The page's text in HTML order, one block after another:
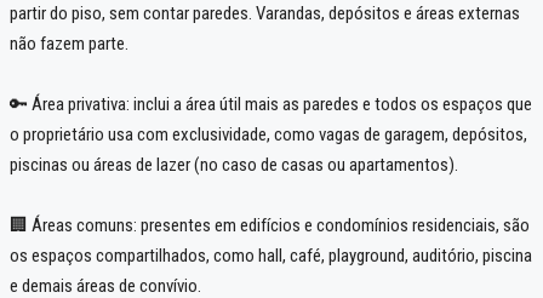
partir do piso, sem contar paredes. Varandas, depósitos e áreas externas
não fazem parte.
🔑 Área privativa: inclui a área útil mais as paredes e todos os espaços que
o proprietário usa com exclusividade, como vagas de garagem, depósitos,
piscinas ou áreas de lazer (no caso de casas ou apartamentos).
🏢 Áreas comuns: presentes em edifícios e condomínios residenciais, são
os espaços compartilhados, como hall, café, playground, auditório, piscina
e demais áreas de convívio.